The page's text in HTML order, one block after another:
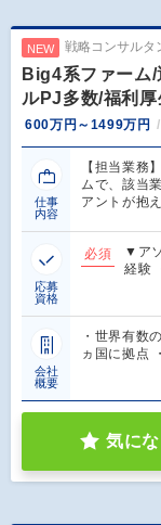
NEW 戦略コンサルタ
Big4系ファーム
ルPJ多数/福利厚
600万円～1499万円
仕事
内容
【担当業務
ムで、該当
アントが抱
応募
資格
必須
▼ア
経験
会社
概要
・世界有数
ヵ国に拠点
気に